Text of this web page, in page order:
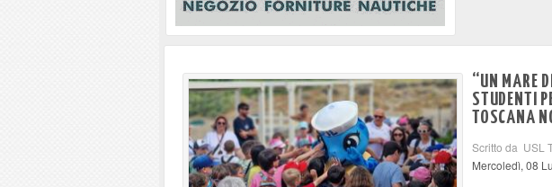
“UN MARE
STUDENTI
TOSCANA
Scritto da USL
Mercoledì, 08